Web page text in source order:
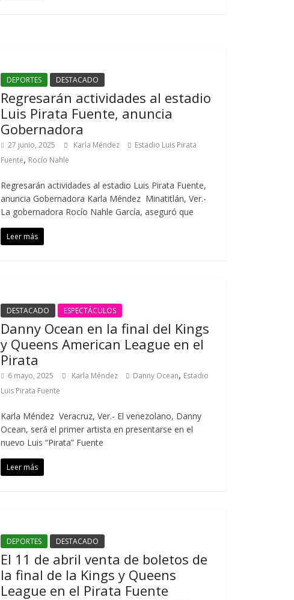
DEPORTES DESTACADO
Regresarán actividades al estadio
Luis Pirata Fuente, anuncia
Gobernadora
27 junio, 2025 Karla Méndez
Estadio Luis Pirata
Fuente, Rocío Nahle
Regresarán actividades al estadio Luis Pirata Fuente,
anuncia Gobernadora Karla Méndez Minatitlán, Ver.-
La gobernadora Rocío Nahle García, aseguró que
Leer más
DESTACADO ESPECTÁCULOS
Danny Ocean en la final del Kings
y Queens American League en el
Pirata
6 mayo, 2025 Karla Méndez Danny Ocean, Estadio
Luis Pirata Fuente
Karla Méndez Veracruz, Ver.- El venezolano, Danny
Ocean, será el primer artista en presentarse en el
nuevo Luis “Pirata” Fuente
Leer más
DEPORTES DESTACADO
El 11 de abril venta de boletos de
la final de la Kings y Queens
League en el Pirata Fuente